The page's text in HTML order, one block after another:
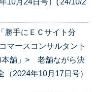
勝手にＥＣサイト分
ースコンサルタント
舗」> 老舗ながら決
2024年10月17日号）